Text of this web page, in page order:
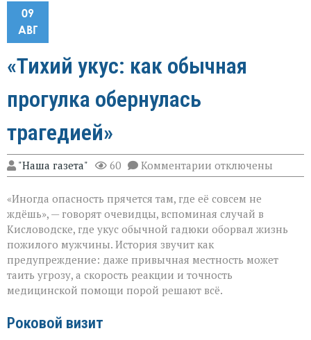
09
АВГ
«Тихий укус: как обычная
прогулка обернулась
трагедией»
"Наша газета" 60 Комментарии к
записи
укус:
как
обычная
прогулка
обернулась
трагедией»
отключены
«Иногда опасность прячется там, где её совсем не
ждёшь», — говорят очевидцы, вспоминая случай в
Кисловодске, где укус обычной гадюки оборвал жизнь
пожилого мужчины. История звучит как
предупреждение: даже привычная местность может
таить угрозу, а скорость реакции и точность
медицинской помощи порой решают всё.
Роковой визит